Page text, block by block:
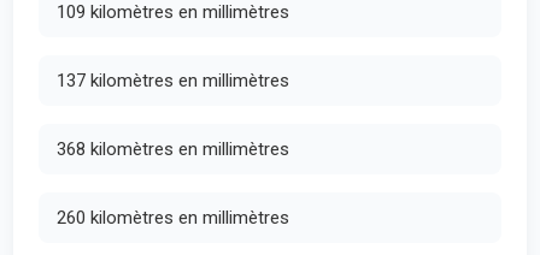
109 kilomètres en millimètres
137 kilomètres en millimètres
368 kilomètres en millimètres
260 kilomètres en millimètres